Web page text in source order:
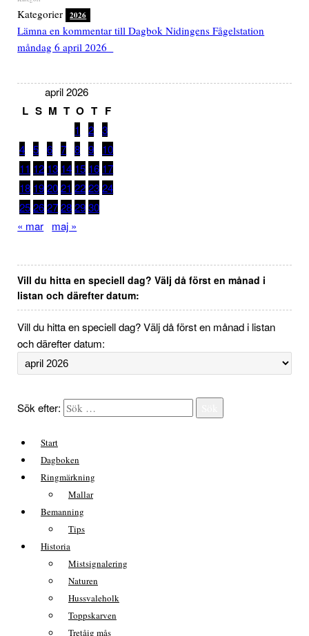
Kategorier 2026
Lämna en kommentar till Dagbok Nidingens Fågelstation
måndag 6 april 2026
april 2026
L S M T O T F
1 2 3
4 5 6 7 8 9
10
11 12 13 14 15 16 17
18 19 20 21 22 23 24
25 26 27 28 29 30
« mar
maj »
Vill du hitta en speciell dag? Välj då först en månad i
listan och därefter datum:
Vill du hitta en speciell dag? Välj då först en månad i listan
och därefter datum:
Sök efter:
Start
Dagboken
Ringmärkning
Mallar
Bemanning
Tips
Historia
Mistsignalering
Naturen
Hussvaleholk
Toppskarven
Tretåig mås